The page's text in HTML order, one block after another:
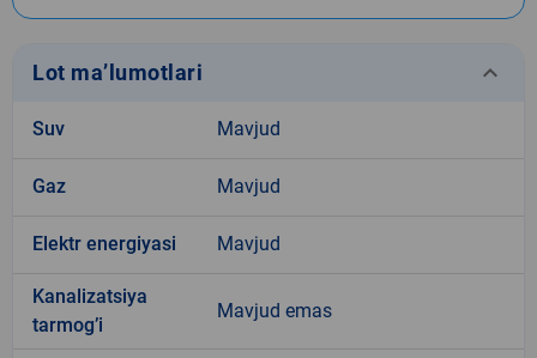
Lot ma’lumotlari keyboard_arrow_down
Suv Mavjud
Gaz Mavjud
Elektr energiyasi Mavjud
Kanalizatsiya
tarmogʼi
Mavjud emas